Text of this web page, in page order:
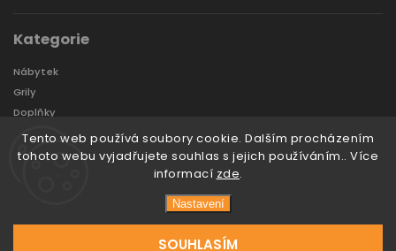
Tento web používá soubory cookie. Dalším procházením
tohoto webu vyjadřujete souhlas s jejich používáním.. Více
informací zde.
Nastavení
SOUHLASÍM
Kategorie
Nábytek
Grily
Doplňky
Zahradní domky a boxy
Značky
Vytvořil Shoptet
Sunsystem. Všechna práva vyhrazena.
VytvořilTomáš Hlad&techka s.r.o.